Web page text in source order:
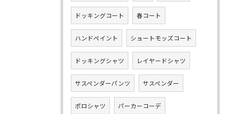
ドッキングコート 春コート
ハンドペイント ショートモッズコート
ドッキングシャツ レイヤードシャツ
サスペンダーパンツ サスペンダー
ポロシャツ パーカーコーデ